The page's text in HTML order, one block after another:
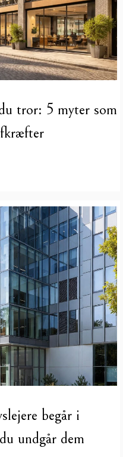
tror: 5 myter som
begår i
undgår dem